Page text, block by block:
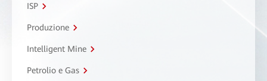
ISP
Produzione
Intelligent Mine
Petrolio e Gas